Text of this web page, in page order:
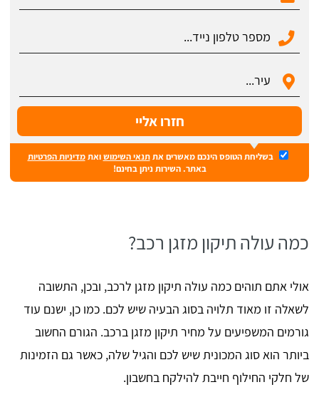
בשליחת הטופס הינכם מאשרים אתתנאי השימושואתמדיניות הפרטיות
באתר. השירות ניתן בחינם!
כמה עולה תיקון מזגן רכב?
אולי אתם תוהים כמה עולה תיקון מזגן לרכב, ובכן, התשובה
לשאלה זו מאוד תלויה בסוג הבעיה שיש לכם. כמו כן, ישנם עוד
גורמים המשפיעים על מחיר תיקון מזגן ברכב. הגורם החשוב
ביותר הוא סוג המכונית שיש לכם והגיל שלה, כאשר גם הזמינות
של חלקי החילוף חייבת להילקח בחשבון.